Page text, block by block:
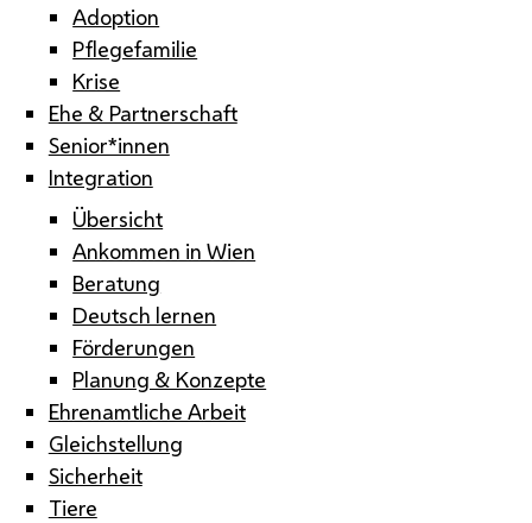
Adoption
Pflegefamilie
Krise
Ehe & Partnerschaft
Senior*innen
Integration
Übersicht
Ankommen in Wien
Beratung
Deutsch lernen
Förderungen
Planung & Konzepte
Ehrenamtliche Arbeit
Gleichstellung
Sicherheit
Tiere